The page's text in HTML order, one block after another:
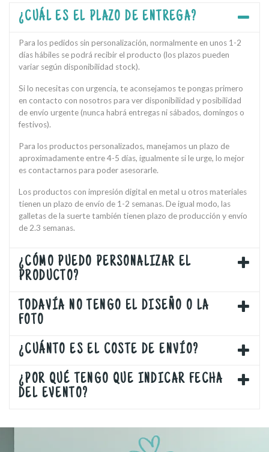
¿CUÁL ES EL PLAZO DE ENTREGA?
Para los pedidos sin personalización, normalmente en unos 1-2
días hábiles se podrá recibir el producto (los plazos pueden
variar según disponibilidad stock).
Si lo necesitas con urgencia, te aconsejamos te pongas primero
en contacto con nosotros para ver disponibilidad y posibilidad
de envío urgente (nunca habrá entregas ni sábados, domingos o
festivos).
Para los productos personalizados, manejamos un plazo de
aproximadamente entre 4-5 días, igualmente si le urge, lo mejor
es contactarnos para poder asesorarle.
Los productos con impresión digital en metal u otros materiales
tienen un plazo de envío de 1-2 semanas. De igual modo, las
galletas de la suerte también tienen plazo de producción y envío
de 2.3 semanas.
¿CÓMO PUEDO PERSONALIZAR EL
PRODUCTO?
TODAVÍA NO TENGO EL DISEÑO O LA
FOTO
¿CUÁNTO ES EL COSTE DE ENVÍO?
¿POR QUÉ TENGO QUE INDICAR FECHA
DEL EVENTO?